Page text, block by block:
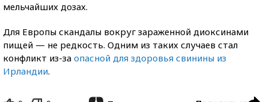
мельчайших дозах.
Для Европы скандалы вокруг зараженной диоксинами
пищей — не редкость. Одним из таких случаев стал
конфликт из-за опасной для здоровья свинины из
Ирландии.